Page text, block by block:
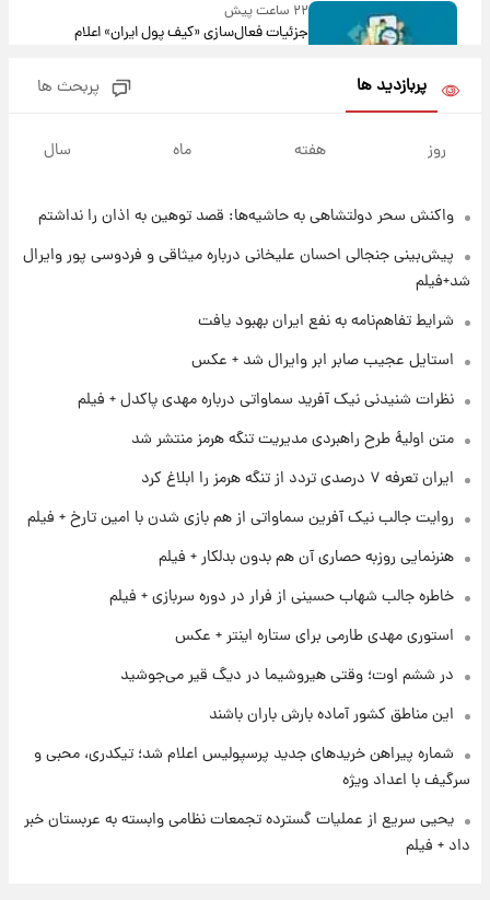
۲۲ ساعت پیش
جزئیات فعال‌سازی «کیف پول ایران» اعلام
امروز پنجشنبه ۱۵ مرداد ۱۴۰۵ +جدول
۱ روز پیش
شد
شرایط تازه فروش اقساطی سایپا اعلام شد؛
شاهین، کوییک، اطلس، سهند و ساینا با اقساط
بلندمدت + جدول
۱ روز پیش
سیگنال‌های جدید برای بازار طلا؛ پیش‌بینی
قیمت سکه و طلا فردا
۱ روز پیش
فال حافظ پنجشنبه ۱۵ مرداد ماه ۱۴۰۵
پربازدید ها پربحث ها
روز هفته ماه سال
واکنش سحر دولتشاهی به حاشیه‌ها: قصد توهین به اذان را نداشتم
پیش‌بینی جنجالی احسان علیخانی درباره میثاقی و فردوسی پور وایرال
شد+فیلم
شرایط تفاهم‌نامه به نفع ایران بهبود یافت
استایل عجیب صابر ابر وایرال شد + عکس
نظرات شنیدنی نیک آفرید سماواتی درباره مهدی پاکدل + فیلم
متن اولیۀ طرح راهبردی مدیریت تنگه هرمز منتشر شد
ایران تعرفه ۷ درصدی تردد از تنگه هرمز را ابلاغ کرد
روایت جالب نیک آفرین سماواتی از هم بازی شدن با امین تارخ + فیلم
هنرنمایی روزبه حصاری آن هم بدون بدلکار + فیلم
خاطره جالب شهاب حسینی از فرار در دوره سربازی + فیلم
استوری مهدی طارمی برای ستاره اینتر + عکس
در ششم اوت؛ وقتی هیروشیما در دیگ قیر می‌جوشید
این مناطق کشور آماده بارش باران باشند
شماره پیراهن خریدهای جدید پرسپولیس اعلام شد؛ تیکدری، محبی و
سرگیف با اعداد ویژه
یحیی سریع از عملیات گسترده تجمعات نظامی وابسته به عربستان خبر
داد + فیلم